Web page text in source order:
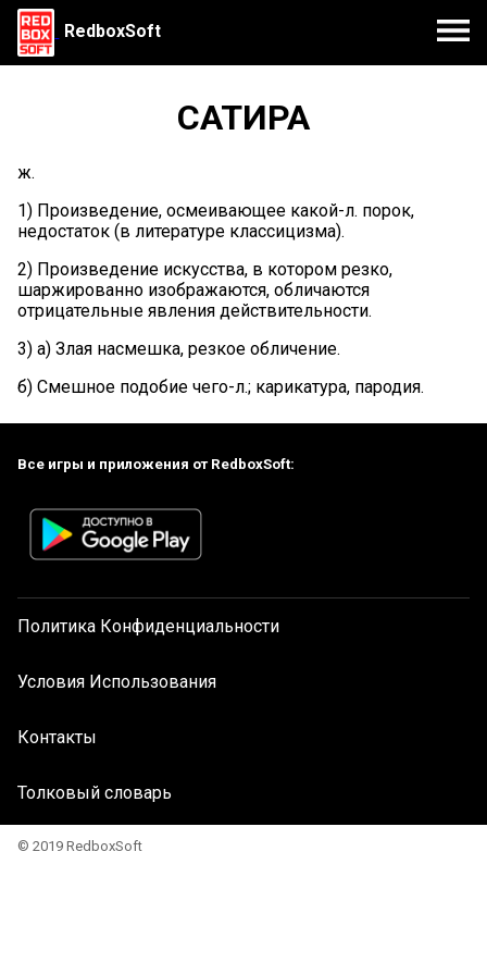
RedboxSoft
САТИРА
ж.
1) Произведение, осмеивающее какой-л. порок,
недостаток (в литературе классицизма).
2) Произведение искусства, в котором резко,
шаржированно изображаются, обличаются
отрицательные явления действительности.
3) а) Злая насмешка, резкое обличение.
б) Смешное подобие чего-л.; карикатура, пародия.
Все игры и приложения от RedboxSoft:
Политика Конфиденциальности
Условия Использования
Контакты
Толковый словарь
© 2019 RedboxSoft